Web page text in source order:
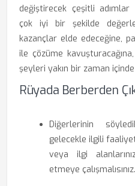
değiştirecek çeşitli adımlar
çok iyi bir şekilde
kazançlar elde edeceğine,
ile çözüme
şeyleri yakın bir zaman
Rüyada Berberden
Diğerlerinin
gelecekle ilgili
veya ilgi
etmeye çalışmalısınız.